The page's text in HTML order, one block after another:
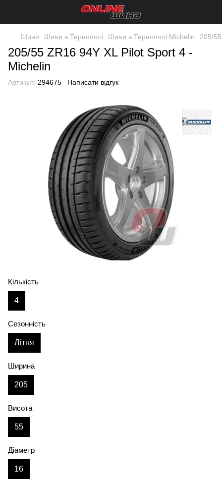
Шини Шини в Тернополі Шини в Тернополі Michelin 205/
205/55 ZR16 94Y XL Pilot Sport 4 -
Michelin
Артикул: 294675 Написати відгук
Кількість
4
Сезонність
Літня
Ширина
205
Висота
55
Діаметр
16